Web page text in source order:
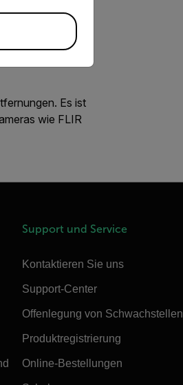
Es ist
wie FLIR
Support und Service
Kontaktieren Sie uns
Support-Center
Offenlegung von Schwachstellen
Produktregistrierung
Online-Bestellungen